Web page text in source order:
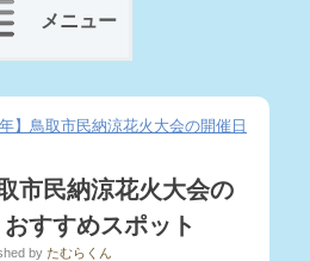
メニュー
年】鳥取市民納涼花火大会の開催日
市民納涼花火大会の
すすめスポット
by たむらくん